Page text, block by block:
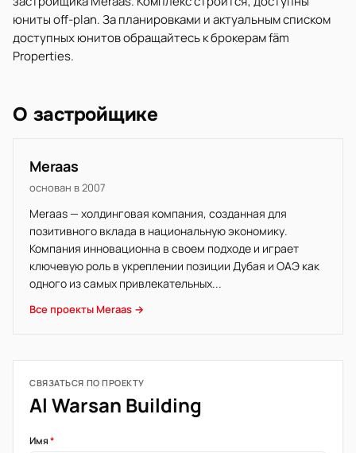
юниты off-plan. За планировками и актуальным списком
доступных юнитов обращайтесь к брокерам fäm
Properties.
О застройщике
Meraas
основан в 2007
Meraas — холдинговая компания, созданная для
позитивного вклада в национальную экономику.
Компания инновационна в своем подходе и играет
ключевую роль в укреплении позиции Дубая и ОАЭ как
одного из самых привлекательных...
Все проекты Meraas →
СВЯЗАТЬСЯ ПО ПРОЕКТУ
Al Warsan Building
Имя*